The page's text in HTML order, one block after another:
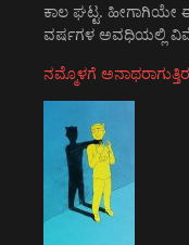
ಕಾಲ ಘಟ್ಟ. ಹೀಗಾಗಿಯೇ
ವರ್ಷಗಳ ಅವಧಿಯಲ್ಲಿ
ನಮ್ಮೊಳಗೆ